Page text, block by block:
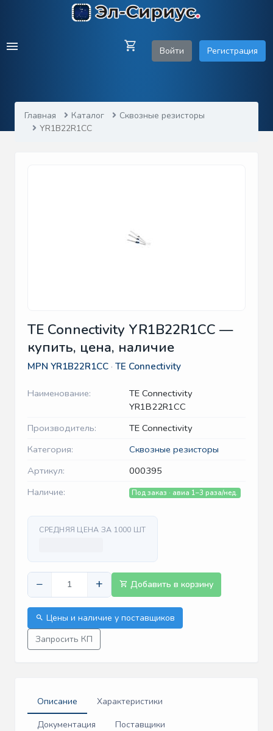
Войти Регистрация
Главная Каталог
Сквозные резисторы
YR1B22R1CC
TE Connectivity YR1B22R1CC —
купить, цена, наличие
MPN YR1B22R1CC · TE Connectivity
Наименование:
TE Connectivity
YR1B22R1CC
Производитель:
TE Connectivity
Категория:
Сквозные резисторы
Артикул:
000395
Наличие:
Под заказ · авиа 1–3 раза/нед.
СРЕДНЯЯ ЦЕНА ЗА 1000 ШТ
− + Добавить в корзину
Цены и наличие у поставщиков
Запросить КП
Описание
Характеристики
Документация
Поставщики